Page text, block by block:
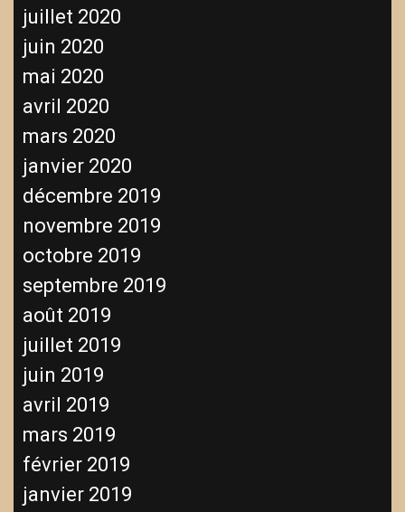
juillet 2020
juin 2020
mai 2020
avril 2020
mars 2020
janvier 2020
décembre 2019
novembre 2019
octobre 2019
septembre 2019
août 2019
juillet 2019
juin 2019
avril 2019
mars 2019
février 2019
janvier 2019